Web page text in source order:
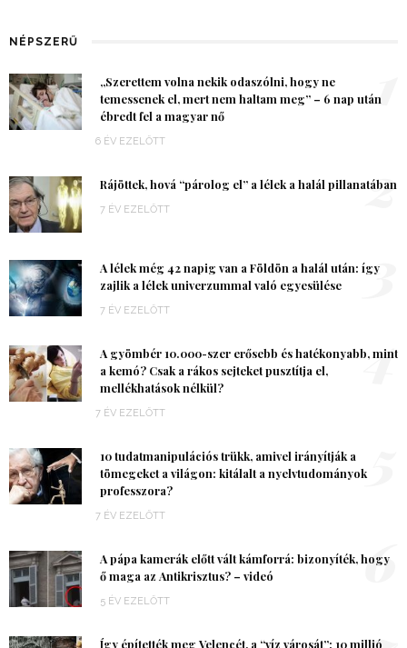
NÉPSZERŰ
„Szerettem volna nekik odaszólni, hogy ne
temessenek el, mert nem haltam meg” – 6 nap után
ébredt fel a magyar nő
6 ÉV EZELŐTT
1
Rájöttek, hová “párolog el” a lélek a halál pillanatában
7 ÉV EZELŐTT 2
A lélek még 42 napig van a Földön a halál után: így
zajlik a lélek univerzummal való egyesülése
7 ÉV EZELŐTT
3
A gyömbér 10.000-szer erősebb és hatékonyabb, mint
a kemó? Csak a rákos sejteket pusztítja el,
mellékhatások nélkül?
7 ÉV EZELŐTT
4
10 tudatmanipulációs trükk, amivel irányítják a
tömegeket a világon: kitálalt a nyelvtudományok
professzora?
7 ÉV EZELŐTT
A pápa kamerák előtt vált kámforrá: bizonyíték, hogy
ő maga az Antikrisztus? – videó
5 ÉV EZELŐTT
6
Így építették meg Velencét, a “víz városát”: 10 millió